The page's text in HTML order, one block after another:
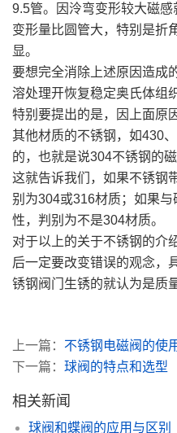
9.5管。因泠弯变形较大磁
变形量比圆管大，特别是折
显。
要想完全消除上述原因造成
溶处理开恢复稳定奥氏体组
特别要提出的是，因上面原
其他材质的不锈钢，如430
的，也就是说304不锈钢的
这就告诉我们，如果不锈钢
别为304或316材质；如果
性，判别为不是304材质。
对于以上的关于不锈钢的介
后一定要改变错误的观念，
锈钢阀门生锈的就认为是质
上一篇： 不锈钢电磁阀的使
下一篇： 球阀的特点和选型
相关新闻
球阀和蝶阀的应用与区别